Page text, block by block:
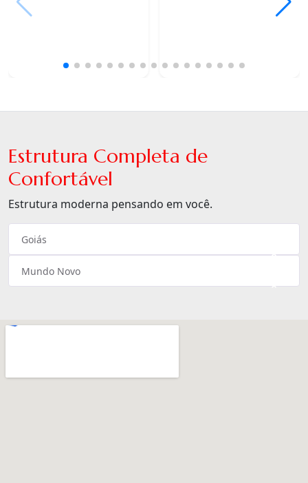
Estrutura Completa de
Confortável
Estrutura moderna pensando em você.
×
Goiás
×
Mundo Novo